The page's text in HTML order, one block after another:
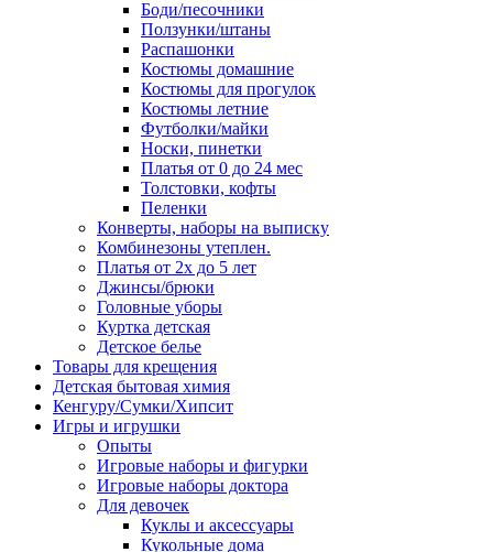
Боди/песочники
Ползунки/штаны
Распашонки
Костюмы домашние
Костюмы для прогулок
Костюмы летние
Футболки/майки
Носки, пинетки
Платья от 0 до 24 мес
Толстовки, кофты
Пеленки
Конверты, наборы на выписку
Комбинезоны утеплен.
Платья от 2х до 5 лет
Джинсы/брюки
Головные уборы
Куртка детская
Детское белье
Товары для крещения
Детская бытовая химия
Кенгуру/Сумки/Хипсит
Игры и игрушки
Опыты
Игровые наборы и фигурки
Игровые наборы доктора
Для девочек
Куклы и аксессуары
Кукольные дома